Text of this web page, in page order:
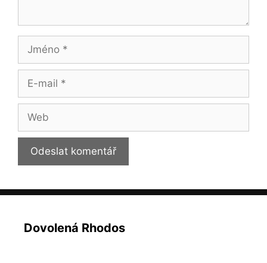
Jméno
mail
Dovolená Rhodos